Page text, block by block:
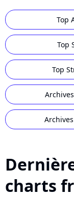
Top
Top
Top
charts